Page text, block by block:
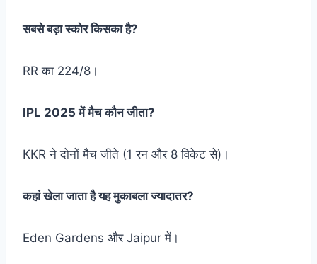
सबसे बड़ा स्कोर किसका है?
RR का 224/8।
IPL 2025 में मैच कौन जीता?
KKR ने दोनों मैच जीते (1 रन और 8 विकेट से)।
कहां खेला जाता है यह मुकाबला ज्यादातर?
Eden Gardens और Jaipur में।